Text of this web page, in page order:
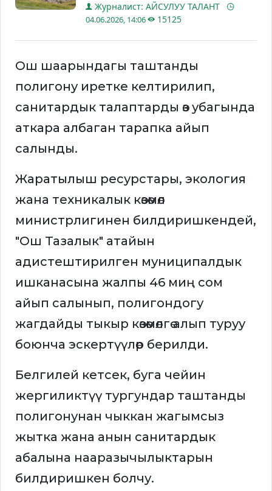
Журналист: АЙСУЛУУ ТАЛАНТ
04.06.2026, 14:06 15125
Ош шаарындагы таштанды
полигону иретке келтирилип,
санитардык талаптарды өз убагында
аткара албаган тарапка айып
салынды.
Жаратылыш ресурстары, экология
жана техникалык көзөмөл
министрлигинен билдиришкендей,
"Ош Тазалык" атайын
адистештирилген муниципалдык
ишканасына жалпы 46 миң сом
айып салынып, полигондогу
жагдайды тыкыр көзөмөлгө алып туруу
боюнча эскертүүлөр берилди.
Белгилей кетсек, буга чейин
жергиликтүү тургундар таштанды
полигонунан чыккан жагымсыз
жытка жана анын санитардык
абалына нааразычылыктарын
билдиришкен болчу.